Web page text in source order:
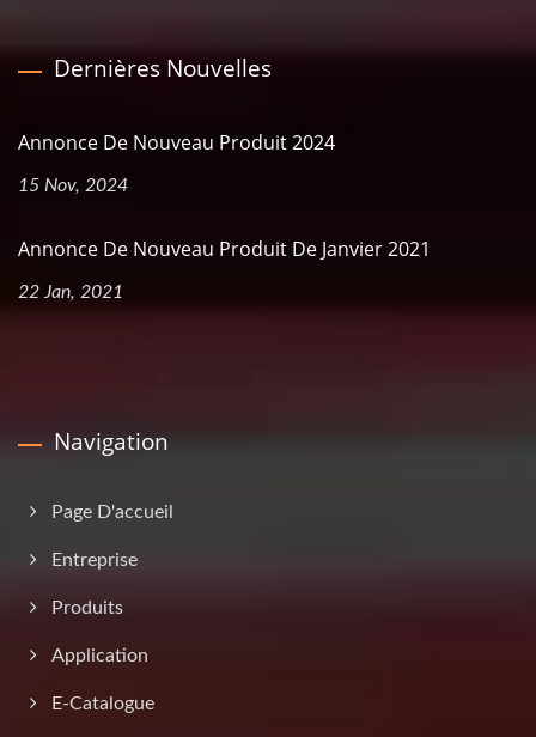
Dernières Nouvelles
Annonce De Nouveau Produit 2024
15 Nov, 2024
Annonce De Nouveau Produit De Janvier 2021
22 Jan, 2021
Navigation
Page D'accueil
Entreprise
Produits
Application
E-Catalogue